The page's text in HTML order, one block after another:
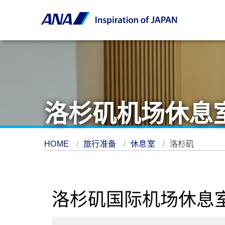
洛杉矶机场休息
HOME 旅行准备 休息室 洛杉矶
洛杉矶国际机场休息